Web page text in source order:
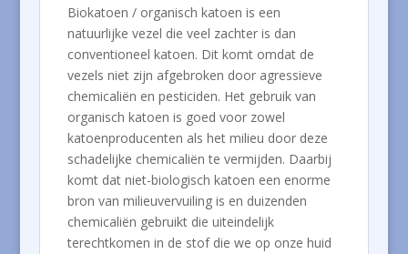
Biokatoen / organisch katoen is een
natuurlijke vezel die veel zachter is dan
conventioneel katoen. Dit komt omdat de
vezels niet zijn afgebroken door agressieve
chemicaliën en pesticiden. Het gebruik van
organisch katoen is goed voor zowel
katoenproducenten als het milieu door deze
schadelijke chemicaliën te vermijden. Daarbij
komt dat niet-biologisch katoen een enorme
bron van milieuvervuiling is en duizenden
chemicaliën gebruikt die uiteindelijk
terechtkomen in de stof die we op onze huid